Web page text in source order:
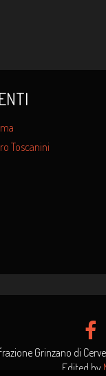
Toscanini
Grinzano di
Edited by